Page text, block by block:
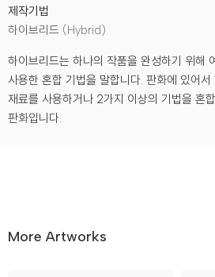
제작기법
하이브리드 (Hybrid)
하이브리드는 하나의 작품을 완성하기 위해
사용한 혼합 기법을 말합니다. 판화에 있어
재료를 사용하거나 2가지 이상의 기법을 혼
판화입니다.
More Artworks